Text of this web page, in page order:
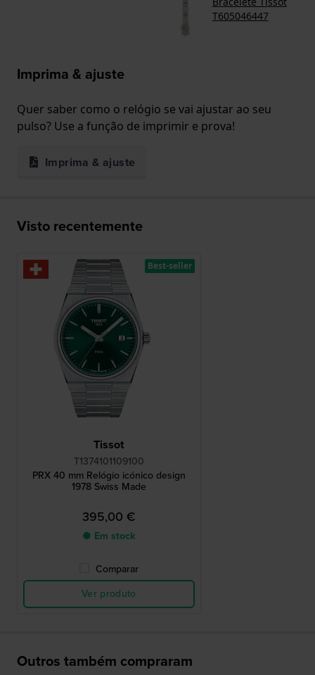
T605046447
Imprima & ajuste
Quer saber como o relógio se vai ajustar ao seu
pulso? Use a função de imprimir e prova!
Imprima & ajuste
Visto recentemente
Tissot
T1374101109100
PRX 40 mm Relógio icónico design
1978 Swiss Made
395,00 €
● Em stock
Comparar
Ver produto
Best-seller
Outros também compraram